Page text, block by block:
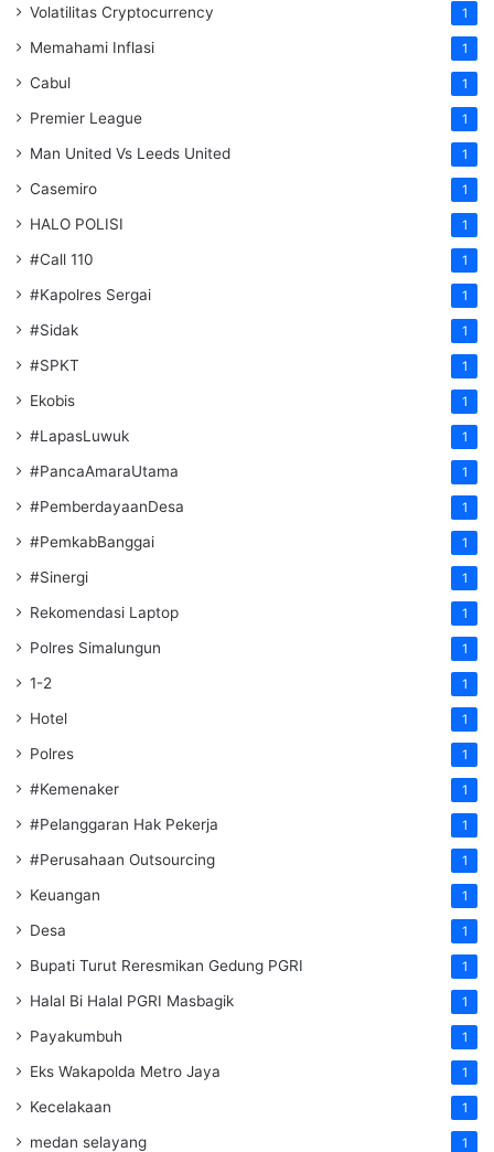
Volatilitas Cryptocurrency 1
Memahami Inflasi 1
Cabul 1
Premier League 1
Man United Vs Leeds United 1
Casemiro 1
HALO POLISI 1
#Call 110 1
#Kapolres Sergai 1
#Sidak 1
#SPKT 1
Ekobis 1
#LapasLuwuk 1
#PancaAmaraUtama 1
#PemberdayaanDesa 1
#PemkabBanggai 1
#Sinergi 1
Rekomendasi Laptop 1
Polres Simalungun 1
1-2 1
Hotel 1
Polres 1
#Kemenaker 1
#Pelanggaran Hak Pekerja 1
#Perusahaan Outsourcing 1
Keuangan 1
Desa 1
Bupati Turut Reresmikan Gedung PGRI 1
Halal Bi Halal PGRI Masbagik 1
Payakumbuh 1
Eks Wakapolda Metro Jaya 1
Kecelakaan 1
medan selayang 1